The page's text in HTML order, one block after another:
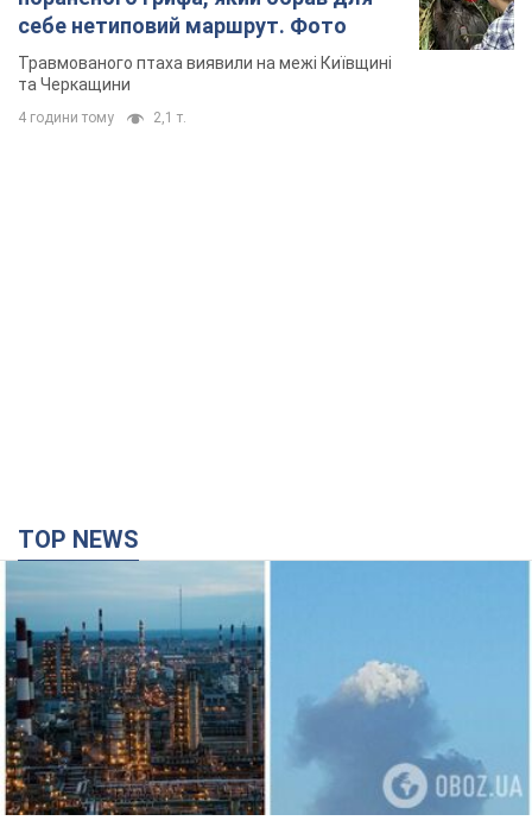
себе нетиповий маршрут. Фото
Травмованого птаха виявили на межі Київщині
та Черкащини
4 години тому 2,1 т.
TOP NEWS